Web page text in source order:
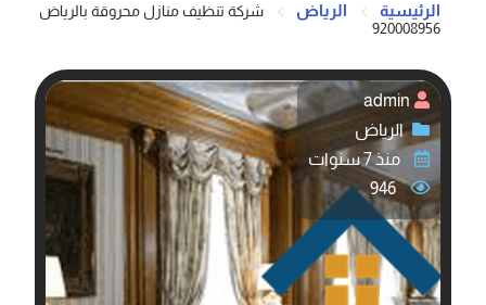
الرئيسية الرياض
شركة تنظيف منازل محروقة بالرياض
920008956
admin
الرياض
منذ 7 سنوات
946